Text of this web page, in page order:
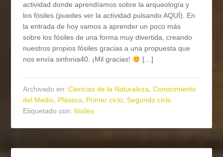
actividad donde aprendíamos sobre la arqueología y
los fósiles (puedes ver la actividad pulsando AQUÍ). En
la entrada de hoy vamos a aprender un poco más
sobre los fósiles de una forma muy divertida, creando
nuestros propios fósiles gracias a una propuesta que
nos envía sinfonia40. ¡Mil gracias!
[…]
Archivado en:Ciencias de la Naturaleza,Conocimiento
del Medio, Plástica, Primer ciclo,Segundo ciclo
Etiquetado con:fósiles